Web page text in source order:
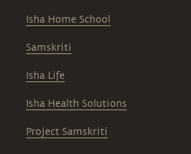
Isha Home School
Samskriti
Isha Life
Isha Health Solutions
Project Samskriti